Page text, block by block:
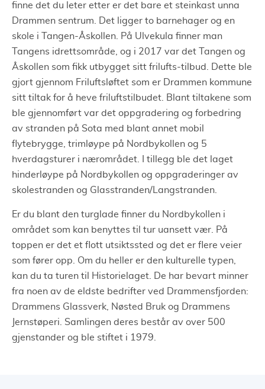
finne det du leter etter er det bare et steinkast unna
Drammen sentrum. Det ligger to barnehager og en
skole i Tangen-Åskollen. På Ulvekula finner man
Tangens idrettsområde, og i 2017 var det Tangen og
Åskollen som fikk utbygget sitt frilufts-tilbud. Dette ble
gjort gjennom Friluftsløftet som er Drammen kommune
sitt tiltak for å heve friluftstilbudet. Blant tiltakene som
ble gjennomført var det oppgradering og forbedring
av stranden på Sota med blant annet mobil
flytebrygge, trimløype på Nordbykollen og 5
hverdagsturer i nærområdet. I tillegg ble det laget
hinderløype på Nordbykollen og oppgraderinger av
skolestranden og Glasstranden/Langstranden.
Er du blant den turglade finner du Nordbykollen i
området som kan benyttes til tur uansett vær. På
toppen er det et flott utsiktssted og det er flere veier
som fører opp. Om du heller er den kulturelle typen,
kan du ta turen til Historielaget. De har bevart minner
fra noen av de eldste bedrifter ved Drammensfjorden:
Drammens Glassverk, Nøsted Bruk og Drammens
Jernstøperi. Samlingen deres består av over 500
gjenstander og ble stiftet i 1979.